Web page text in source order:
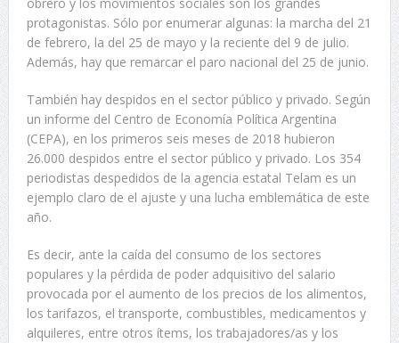
protagonistas. Sólo por enumerar algunas: la marcha del 21
de febrero, la del 25 de mayo y la reciente del 9 de julio.
Además, hay que remarcar el paro nacional del 25 de junio.
También hay despidos en el sector público y privado. Según
un informe del Centro de Economía Política Argentina
(CEPA), en los primeros seis meses de 2018 hubieron
26.000 despidos entre el sector público y privado. Los 354
periodistas despedidos de la agencia estatal Telam es un
ejemplo claro de el ajuste y una lucha emblemática de este
año.
Es decir, ante la caída del consumo de los sectores
populares y la pérdida de poder adquisitivo del salario
provocada por el aumento de los precios de los alimentos,
los tarifazos, el transporte, combustibles, medicamentos y
alquileres, entre otros ítems, los trabajadores/as y los